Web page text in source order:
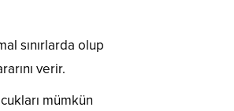
sınırlarda olup
verir.
mümkün